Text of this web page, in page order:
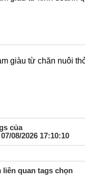
giàu từ chăn nuôi
của
08/2026 17:10:10
liên quan tags chọn